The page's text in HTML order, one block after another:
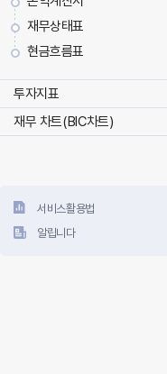
재무상태표
현금흐름표
투자지표
재무 차트(BIC차트)
서비스활용법
알립니다